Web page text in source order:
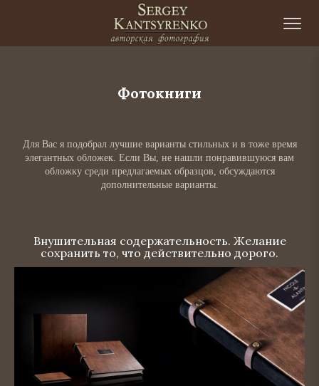
Фотокниги
Для Вас я подобрал лучшие варианты стильных и в тоже время
элегантных обложек. Если Вы, не нашли понравившуюся вам
обложку среди предлагаемых образцов, обсуждаются
дополнительные варианты.
Внушительная содержательность. Желание
сохранить то, что действительно дорого.